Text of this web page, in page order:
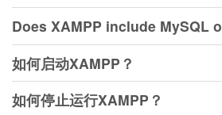
Does XAMPP include MySQL
如何启动XAMPP？
如何停止运行XAMPP？